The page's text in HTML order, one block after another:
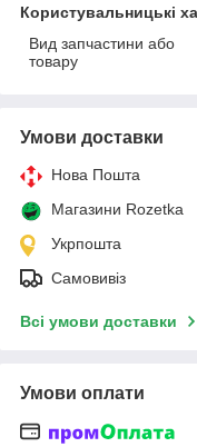
Користувальницькі
Вид запчастини або
товару
Умови доставки
Нова Пошта
Магазини Rozetka
Укрпошта
Самовивіз
Всі умови доставки
Умови оплати